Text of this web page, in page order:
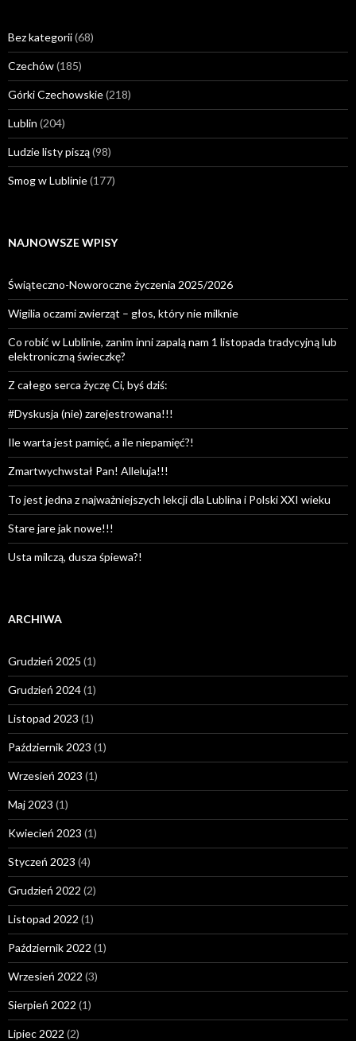
Bez kategorii(68)
Czechów(185)
Górki Czechowskie(218)
Lublin (204)
Ludzie listy piszą(98)
Smog w Lublinie(177)
NAJNOWSZE WPISY
Świąteczno-Noworoczne życzenia 2025/2026
Wigilia oczami zwierząt – głos, który nie milknie
Co robić w Lublinie, zanim inni zapalą nam 1 listopada tradycyjną lub
elektroniczną świeczkę?
Z całego serca życzę Ci, byś dziś:
#Dyskusja (nie) zarejestrowana!!!
Ile warta jest pamięć, a ile niepamięć?!
Zmartwychwstał Pan! Alleluja!!!
To jest jedna z najważniejszych lekcji dla Lublina i Polski XXI wieku
Stare jare jak nowe!!!
Usta milczą, dusza śpiewa?!
ARCHIWA
Grudzień 2025 (1)
Grudzień 2024(1)
Listopad 2023 (1)
Październik 2023 (1)
Wrzesień 2023 (1)
Maj 2023 (1)
Kwiecień 2023 (1)
Styczeń 2023 (4)
Grudzień 2022 (2)
Listopad 2022 (1)
Październik 2022 (1)
Wrzesień 2022 (3)
Sierpień 2022 (1)
Lipiec 2022 (2)